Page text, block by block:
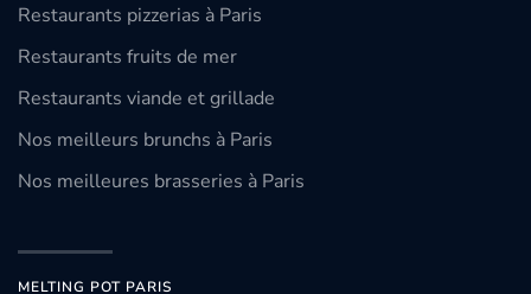
Restaurants pizzerias à Paris
Restaurants fruits de mer
Restaurants viande et grillade
Nos meilleurs brunchs à Paris
Nos meilleures brasseries à Paris
MELTING POT PARIS